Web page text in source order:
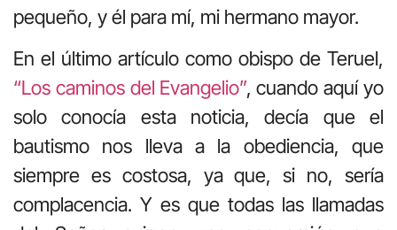
pequeño, y él para mí, mi hermano mayor.
En el último artículo como obispo de Teruel,
“Los caminos del Evangelio”, cuando aquí yo
solo conocía esta noticia, decía que el
bautismo nos lleva a la obediencia, que
siempre es costosa, ya que, si no, sería
complacencia. Y es que todas las llamadas